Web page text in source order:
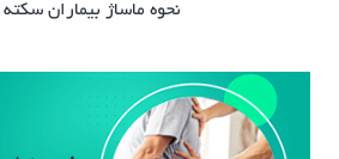
نحوه ماساژ بیماران